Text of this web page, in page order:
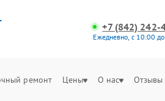
+7 (842) 242-
Ежедневно, с 10:00
ремонт Цены О нас Отзывы